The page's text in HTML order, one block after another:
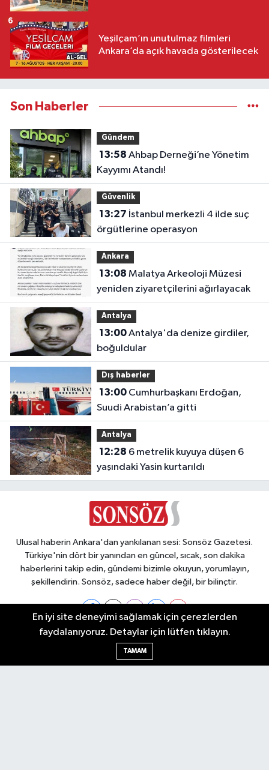
Yeşilçam’ın unutulmaz filmleri
Ankara’da açık havada gösterilecek
6
Son Haberler
Gündem
13:58
Kayyımı Atandı!
Güvenlik
13:27
örgütlerine operasyon
Ankara
13:08
yeniden ziyaretçilerini ağırlayacak
Antalya
13:00Antalya'da denize girdiler,
boğuldular
Dış haberler
13:00Cumhurbaşkanı Erdoğan,
Suudi Arabistan’a gitti
Antalya
12:28
yaşındaki Yasin kurtarıldı
Ulusal haberin Ankara'dan yankılanan sesi: Sonsöz Gazetesi.
Türkiye'nin dört bir yanından en güncel, sıcak, son dakika
haberlerini takip edin, gündemi bizimle okuyun, yorumlayın,
şekillendirin. Sonsöz, sadece haber değil, bir bilinçtir.
Ankara Nöbetçi Eczaneler
En iyi site deneyimi sağlamak için çerezlerden
faydalanıyoruz. Detaylar için lütfen tıklayın.
TAMAM